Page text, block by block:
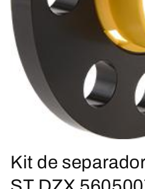
multimedia
1
en
Kit de